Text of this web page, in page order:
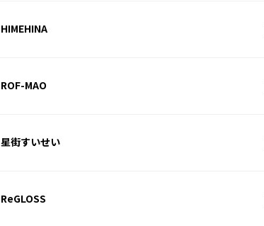
HIMEHINA
ROF-MAO
星街すいせい
ReGLOSS